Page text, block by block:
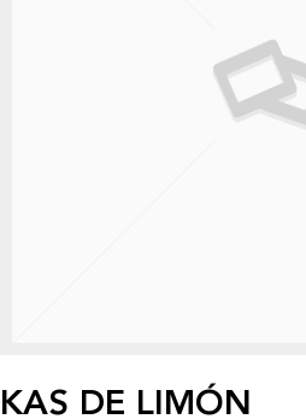
KAS DE LIMÓN